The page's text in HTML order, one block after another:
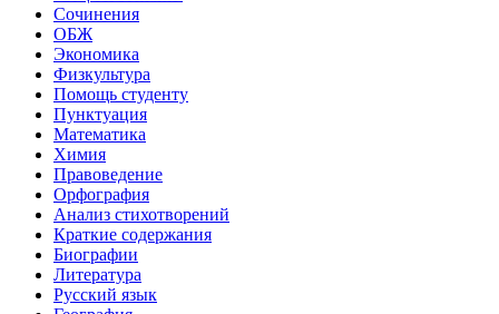
Сочинения
ОБЖ
Экономика
Физкультура
Помощь студенту
Пунктуация
Математика
Химия
Правоведение
Орфография
Анализ стихотворений
Краткие содержания
Биографии
Литература
Русский язык